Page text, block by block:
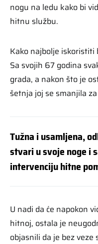
nogu na ledu kako bi
hitnu službu.
Kako najbolje
Sa svojih 67 godina
grada, a nakon što je
šetnja joj se smanjila
Tužna i usamljena,
stvari u svoje noge i
intervenciju hitne
U nadi da će napokon
hitnoj, ostala je
objasnili da je bez